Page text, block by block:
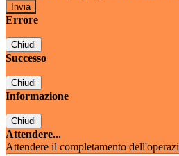
Errore
Chiudi
Successo
Chiudi
Informazione
Chiudi
Attendere...
Attendere il completamento